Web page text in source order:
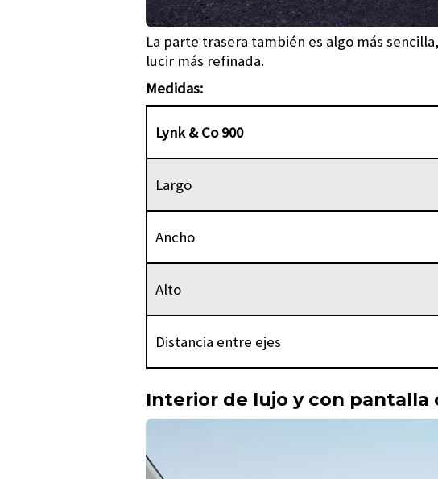
La parte trasera también es algo más
lucir más refinada.
Medidas:
Lynk & Co 900
Largo
Ancho
Alto
Distancia entre ejes
Interior de lujo y con pantalla